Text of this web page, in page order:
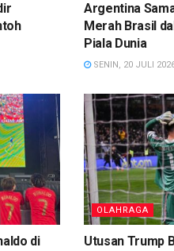
Argentina
Merah Brasil
Piala Dunia
SENIN, 20 JULI
di
OLAHRAGA
Utusan Trump